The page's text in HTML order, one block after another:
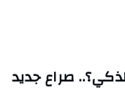
صراع جديد